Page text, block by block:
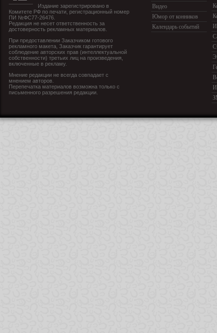
Издание зарегистрировано в
Комитете РФ по печати, регистрационный номер
ПИ №ФС77-26476.
Редакция не несет ответственность за
достоверность рекламных материалов.
При предоставлении Заказчиком готового
рекламного макета, Заказчик гарантирует
соблюдение авторских прав (интеллектуальной
собственности) третьих лиц на произведения,
включенные в рекламу.
Мнение редакции не всегда совпадает с
мнением авторов.
Перепечатка материалов возможна только с
письменного разрешения редакции.
Видео
Юмор от конников
Календарь событий